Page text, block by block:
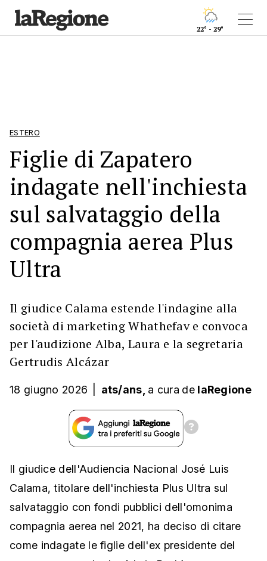
22° - 29°
ESTERO
Figlie di Zapatero
indagate nell'inchiesta
sul salvataggio della
compagnia aerea Plus
Ultra
Il giudice Calama estende l'indagine alla
società di marketing Whathefav e convoca
per l'audizione Alba, Laura e la segretaria
Gertrudis Alcázar
18 giugno 2026 ats/ans, a cura de laRegione
Il giudice dell'Audiencia Nacional José Luis
Calama, titolare dell'inchiesta Plus Ultra sul
salvataggio con fondi pubblici dell'omonima
compagnia aerea nel 2021, ha deciso di citare
come indagate le figlie dell'ex presidente del